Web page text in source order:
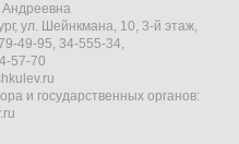
ул. Шейнкмана, 10, 3-й этаж,
49-95, 34-555-34,
57-70
и государственных органов: